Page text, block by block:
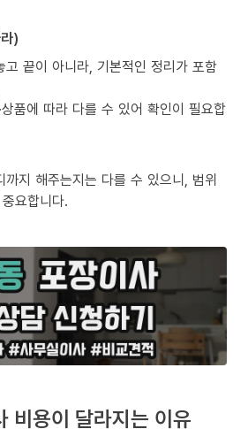
)
고 끝이 아니라, 기본적인 정리가 포함
품에 따라 다를 수 있어 확인이 필요합
까지 해주는지는 다를 수 있으니, 범위
요합니다.
비용이 달라지는 이유